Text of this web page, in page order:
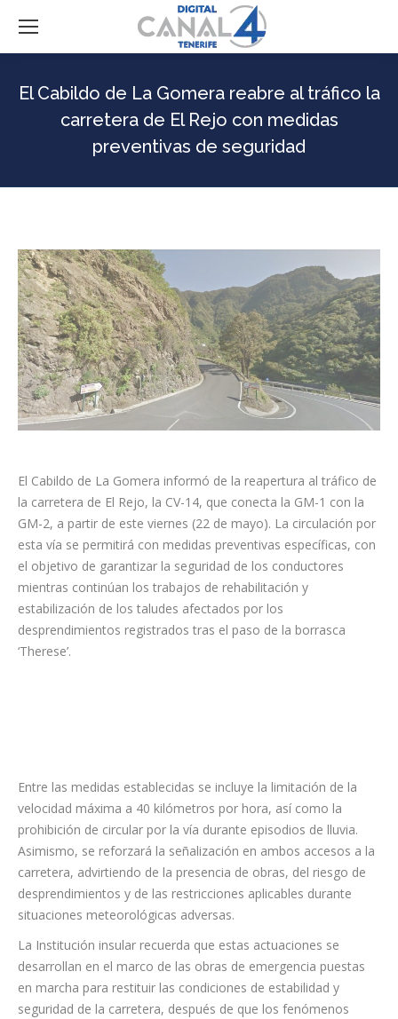
El Cabildo de La Gomera reabre al tráfico la
carretera de El Rejo con medidas
preventivas de seguridad
El Cabildo de La Gomera informó de la reapertura al tráfico de
la carretera de El Rejo, la CV-14, que conecta la GM-1 con la
GM-2, a partir de este viernes (22 de mayo). La circulación por
esta vía se permitirá con medidas preventivas específicas, con
el objetivo de garantizar la seguridad de los conductores
mientras continúan los trabajos de rehabilitación y
estabilización de los taludes afectados por los
desprendimientos registrados tras el paso de la borrasca
‘Therese’.
Entre las medidas establecidas se incluye la limitación de la
velocidad máxima a 40 kilómetros por hora, así como la
prohibición de circular por la vía durante episodios de lluvia.
Asimismo, se reforzará la señalización en ambos accesos a la
carretera, advirtiendo de la presencia de obras, del riesgo de
desprendimientos y de las restricciones aplicables durante
situaciones meteorológicas adversas.
La Institución insular recuerda que estas actuaciones se
desarrollan en el marco de las obras de emergencia puestas
en marcha para restituir las condiciones de estabilidad y
seguridad de la carretera, después de que los fenómenos